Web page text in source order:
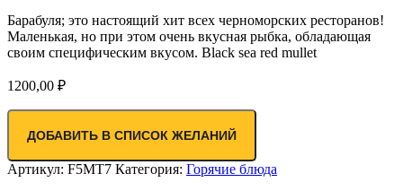
Барабуля; это настоящий хит всех черноморских ресторанов!
Маленькая, но при этом очень вкусная рыбка, обладающая
своим специфическим вкусом. Black sea red mullet
1200,00 ₽
ДОБАВИТЬ В СПИСОК ЖЕЛАНИЙ
Артикул: F5MT7 Категория: Горячие блюда